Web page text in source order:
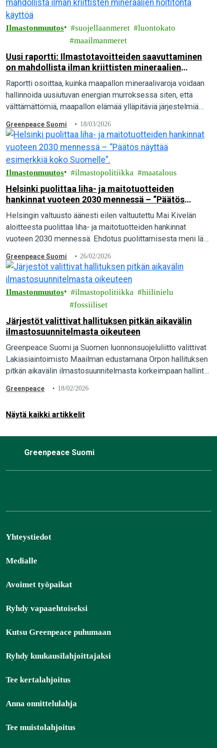
Ilmastonmuutos suojellaanmeret
luontokato
maailmanmeret
Uusi raportti: Ilmastotavoitteiden saavuttaminen
on mahdollista ilman kriittisten mineraalien
holtitonta käyttöä
Raportti osoittaa, kuinka maapallon mineraalivaroja voidaan
hallinnoida uusiutuvan energian murroksessa siten, että
välttämättömiä, maapallon elämää ylläpitäviä järjestelmiä
maanpäälliseltä ja syvänmeren louhinnalta.
Greenpeace Suomi 18/03/2026
Ilmastonmuutos ilmastopolitiikka maatalous
Helsinki puolittaa liha- ja maitotuotteiden
hankinnat vuoteen 2030 mennessä – “Päätös
näyttää esimerkkiä koko Suomelle”.
Helsingin valtuusto äänesti eilen valtuutettu Mai Kivelän
aloitteesta puolittaa liha- ja maitotuotteiden hankinnat
vuoteen 2030 mennessä. Ehdotus puolittamisesta meni läpi
vastaan. Greenpeace pitää päätöstä merkittävänä askeleena
kohti ilmaston kannalta kestävää ruokailua.
Greenpeace Suomi 26/02/2026
Ilmastonmuutos ilmastopolitiikka
hiilinielu
fossiiliset
Järjestöt valittivat hallituksen pitkän aikavälin
ilmastosuunnitelmasta oikeuteen
Greenpeace Suomi ja Suomen luonnonsuojeluliitto valittivat
Lakiasiaintoimisto Maailman edustamana Orpon hallituksen
pitkän aikavälin ilmastosuunnitelmasta korkeimpaan hallinto-
mutta pääministeri Orpon hallituksen suunnitelmalla siihen ei
Greenpeace 18/02/2026
Näytä kaikki artikkelit
Greenpeace Suomi
Yhteystiedot
Medialle
Avoimet työpaikat
Ryhdy vapaaehtoiseksi
Kutsu Greenpeace puhumaan
Ryhdy kuukausilahjoittajaksi
Tee kertalahjoitus
Anna onnittelulahja
Tee muistolahjoitus